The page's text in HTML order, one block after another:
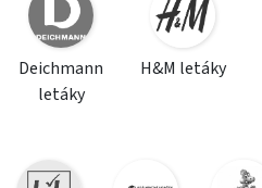
Deichmann
letáky
H&M letáky